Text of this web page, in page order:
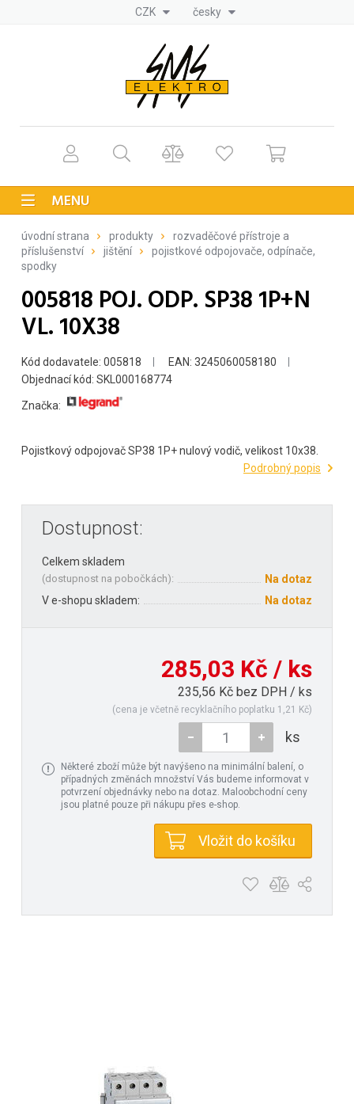
CZK česky
MENU
úvodní strana produkty
rozvaděčové přístroje a
příslušenství
jištění
pojistkové odpojovače, odpínače,
spodky
005818 POJ. ODP. SP38 1P+N
VL. 10X38
Kód dodavatele: 005818
EAN: 3245060058180
Objednací kód: SKL000168774
Značka:
Pojistkový odpojovač SP38 1P+ nulový vodič, velikost 10x38.
Podrobný popis
Dostupnost:
Celkem skladem
(dostupnost na pobočkách):
Na dotaz
V e-shopu skladem:
Na dotaz
285,03 Kč / ks
235,56 Kč bez DPH / ks
(cena je včetně recyklačního poplatku 1,21 Kč)
ks
Některé zboží může být navýšeno na minimální balení, o
případných změnách množství Vás budeme informovat v
potvrzení objednávky nebo na dotaz. Maloobchodní ceny
jsou platné pouze při nákupu přes e-shop.
Vložit do košíku